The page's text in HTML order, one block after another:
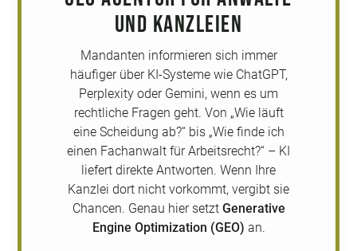
und Kanzleien
Mandanten informieren sich immer
häufiger über KI-Systeme wie ChatGPT,
Perplexity oder Gemini, wenn es um
rechtliche Fragen geht. Von „Wie läuft
eine Scheidung ab?“ bis „Wie finde ich
einen Fachanwalt für Arbeitsrecht?“ – KI
liefert direkte Antworten. Wenn Ihre
Kanzlei dort nicht vorkommt, vergibt sie
Chancen. Genau hier setzt Generative
Engine Optimization (GEO) an.